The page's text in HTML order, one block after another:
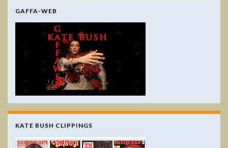
GAFFA-WEB
KATE BUSH CLIPPINGS